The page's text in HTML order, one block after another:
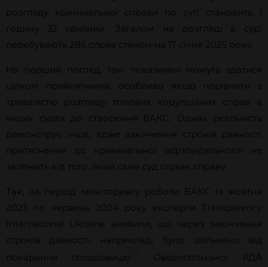
розгляду кримінальної справи по суті становить 1
годину 32 хвилини. Загалом на розгляді в суді
перебувають 286 справ станом на 17 січня 2025 року.
На перший погляд, такі показники можуть здатися
цілком прийнятними, особливо якщо порівняти з
тривалістю розгляду топових корупційних справ в
інших судах до створення ВАКС. Однак реальність
демонструє інше, адже закінчення строків давності
притягнення до кримінальної відповідальності не
залежить від того, який саме суд слухає справу.
Так, за період моніторингу роботи ВАКС із жовтня
2023 по червень 2024 року експерти Transparency
International Ukraine виявили, що через закінчення
строків давності, наприклад, було звільнено від
покарання посадовицю
Овідіопольської РДА